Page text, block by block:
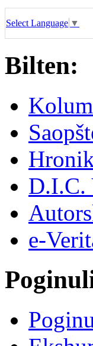
Select Language ▼
Bilten:
D.I.C.
e-